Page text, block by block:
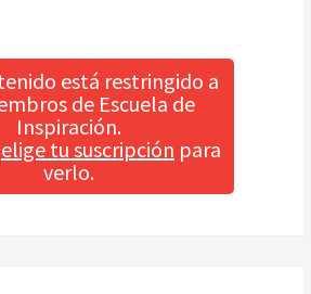
está restringido a
de Escuela de
Inspiración.
elige tu suscripción para
verlo.